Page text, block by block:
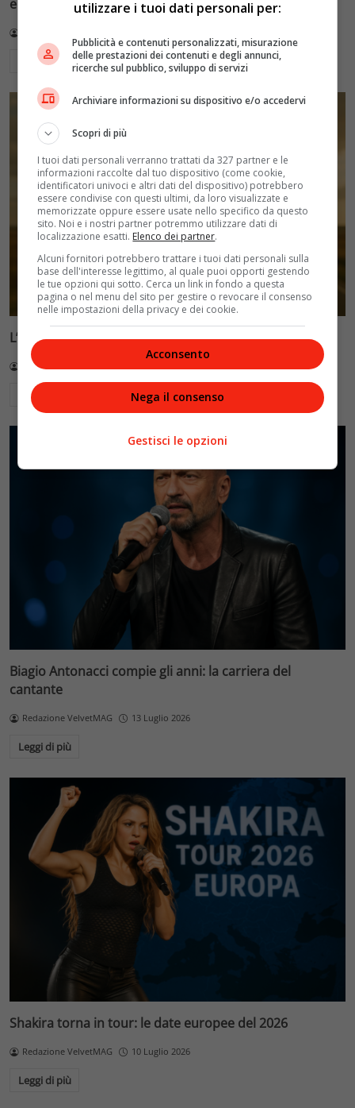
eccellenti e polemiche social
Leggi di più
L’Eternità di Fabrizio Moro: il nuovo testo
Redazione VelvetMAG
Leggi di più
Biagio Antonacci compie gli anni: la carriera del
cantante
Redazione VelvetMAG 13 Luglio 2026
Leggi di più
Shakira torna in tour: le date europee del 2026
Redazione VelvetMAG 10 Luglio 2026
Leggi di più
utilizzare i tuoi dati personali per:
Pubblicità e contenuti personalizzati, misurazione
delle prestazioni dei contenuti e degli annunci,
ricerche sul pubblico, sviluppo di servizi
Archiviare informazioni su dispositivo e/o accedervi
Scopri di più
I tuoi dati personali verranno trattati da 327 partner e le
informazioni raccolte dal tuo dispositivo (come cookie,
identificatori univoci e altri dati del dispositivo) potrebbero
essere condivise con questi ultimi, da loro visualizzate e
memorizzate oppure essere usate nello specifico da questo
sito. Noi e i nostri partner potremmo utilizzare dati di
localizzazione esatti. Elenco dei partner.
Alcuni fornitori potrebbero trattare i tuoi dati personali sulla
base dell'interesse legittimo, al quale puoi opporti gestendo
le tue opzioni qui sotto. Cerca un link in fondo a questa
pagina o nel menu del sito per gestire o revocare il consenso
nelle impostazioni della privacy e dei cookie.
Acconsento
Nega il consenso
Gestisci le opzioni